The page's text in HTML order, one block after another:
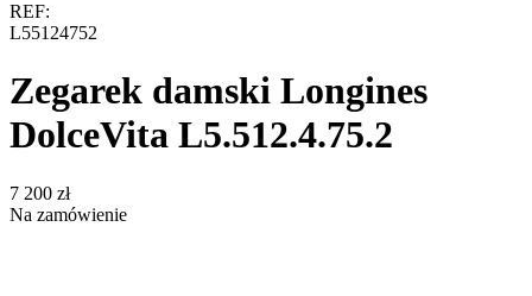
REF:
L55124752
Zegarek damski Longines
DolceVita L5.512.4.75.2
‍7 200‍ zł
Na zamówienie